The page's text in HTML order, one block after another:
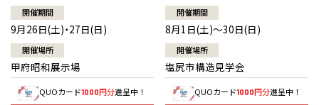
開催期間
9月26日(土)・27日(日)
開催場所
甲府昭和展示場
QUOカード1000円分進呈中！
開催期間
8月1日(土)～30日(日)
開催場所
塩尻市構造見学会
QUOカード1000円分進呈中！